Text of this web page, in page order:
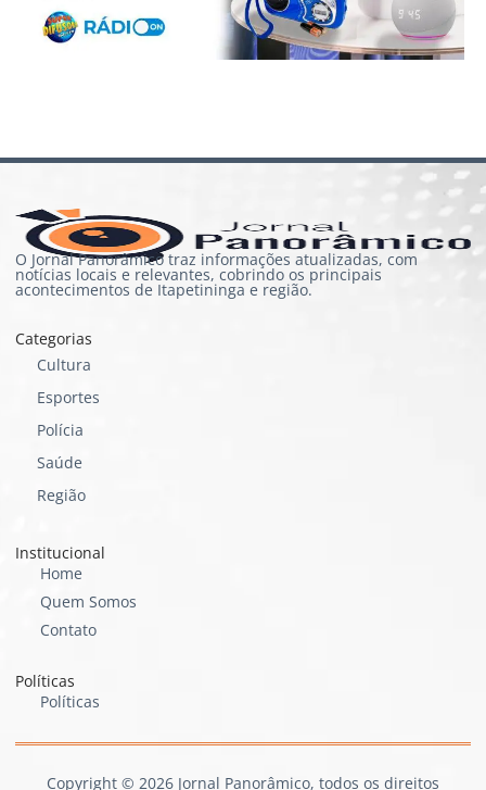
O Jornal Panorâmico traz informações atualizadas, com
notícias locais e relevantes, cobrindo os principais
acontecimentos de Itapetininga e região.
Categorias
Cultura
Esportes
Polícia
Saúde
Região
Institucional
Home
Quem Somos
Contato
Políticas
Políticas
Copyright © 2026 Jornal Panorâmico, todos os direitos